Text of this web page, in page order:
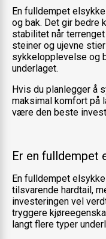
En fulldempet
og bak. Det gir bedre
stabilitet når
steiner og ujevne
sykkelopplevelse og
underlaget.
Hvis du planlegger å
maksimal komfort på
være den beste
Er en fulldempet
En fulldempet
tilsvarende hardtail,
investeringen vel
tryggere
langt flere typer